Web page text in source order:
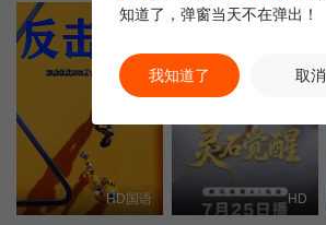
HD国语
正片
HD
知道了，弹窗当天不在弹出！
我知道了 取消